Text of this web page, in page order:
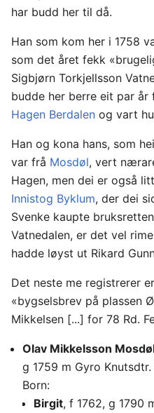
har budd her til då.
Han som kom her i 1758
som det året fekk
Sigbjørn Torkjellsson
budde her berre eit par
Hagen Berdalen og vart
Han og kona hans, som
var frå Mosdøl, vert
Hagen, men dei er også
Innistog Byklum, der dei
Svenke kaupte
Vatnedalen, er det vel
hadde løyst ut Rikard
Det neste me registrerer
«bygselsbrev på plassen
Mikkelsen [...] for 78 Rd.
Olav Mikkelsson
g 1759 m Gyro
Born:
Birgit, f 1762, g 1790